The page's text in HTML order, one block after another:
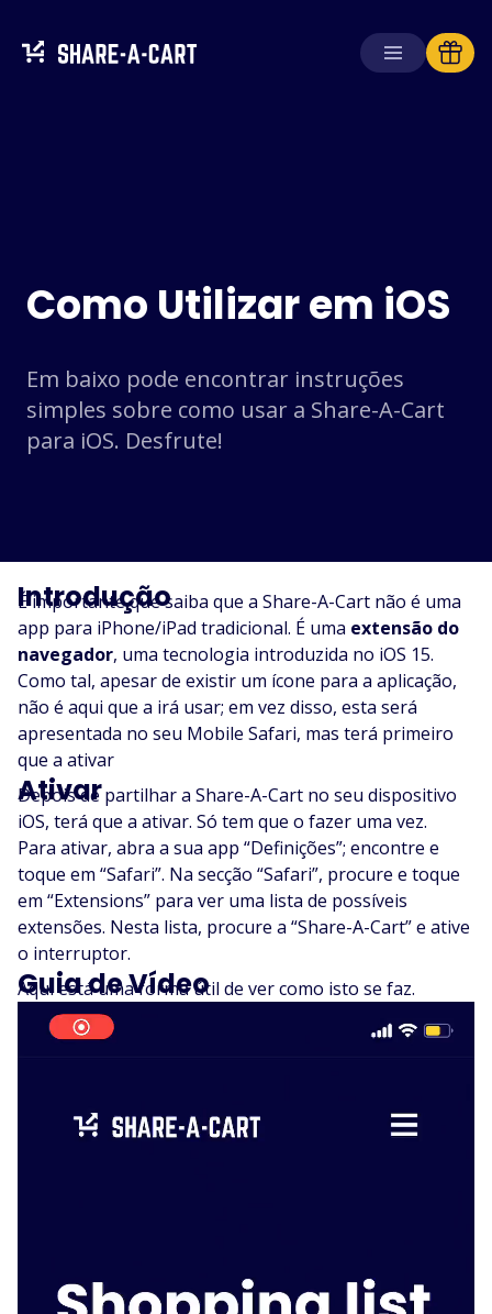
Para escolas
ObtenhaPlus+
Português
(Portuguese)
Como Utilizar em iOS
Em baixo pode encontrar instruções
simples sobre como usar a Share-A-Cart
para iOS. Desfrute!
Introdução
É importante que saiba que a Share-A-Cart não é uma
app para iPhone/iPad tradicional. É uma extensão do
navegador, uma tecnologia introduzida no iOS 15.
Como tal, apesar de existir um ícone para a aplicação,
não é aqui que a irá usar; em vez disso, esta será
apresentada no seu Mobile Safari, mas terá primeiro
que a ativar
Ativar
Depois de partilhar a Share-A-Cart no seu dispositivo
iOS, terá que a ativar. Só tem que o fazer uma vez.
Para ativar, abra a sua app “Definições”; encontre e
toque em “Safari”. Na secção “Safari”, procure e toque
em “Extensions” para ver uma lista de possíveis
extensões. Nesta lista, procure a “Share-A-Cart” e ative
o interruptor.
Guia de Vídeo
Aqui está uma forma útil de ver como isto se faz.